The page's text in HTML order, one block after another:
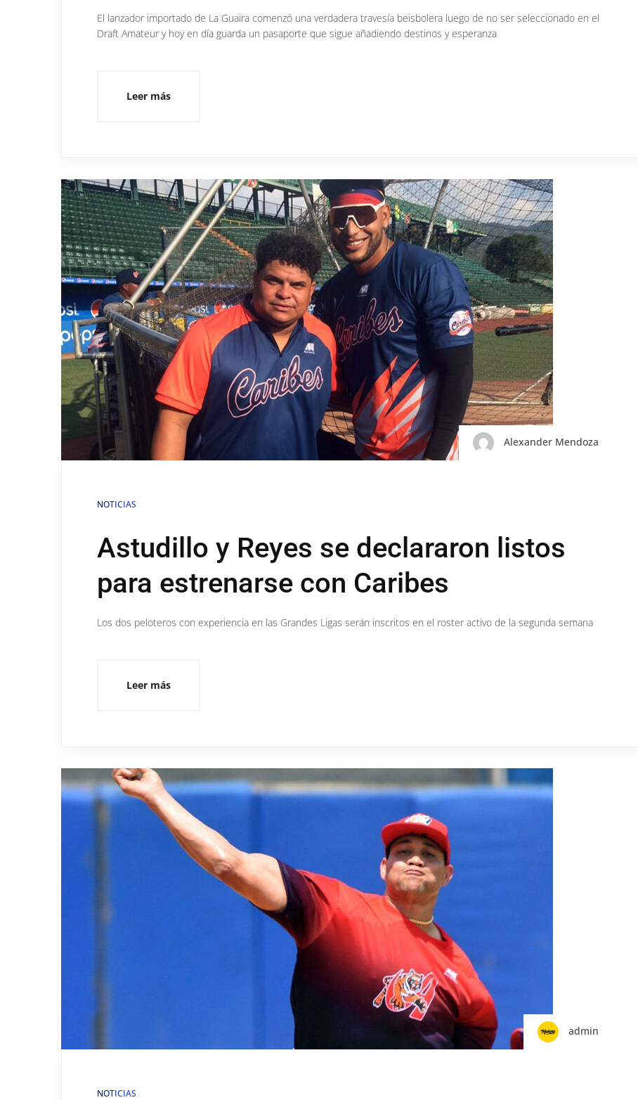
El lanzador importado de La Guaira comenzó una verdadera travesía beisbolera luego de no ser seleccionado en el
Draft Amateur y hoy en día guarda un pasaporte que sigue añadiendo destinos y esperanza
Leer más
Alexander Mendoza
NOTICIAS
Astudillo y Reyes se declararon listos
para estrenarse con Caribes
Los dos peloteros con experiencia en las Grandes Ligas serán inscritos en el roster activo de la segunda semana
Leer más
admin
NOTICIAS